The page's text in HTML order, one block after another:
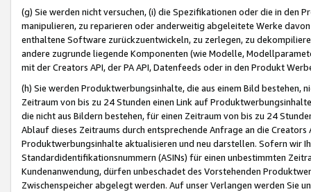
(g) Sie werden nicht versuchen, (i) die Spezifikationen oder die in
manipulieren, zu reparieren oder anderweitig abgeleitete Werke
enthaltene Software zurückzuentwickeln, zu zerlegen, zu
andere zugrunde liegende Komponenten (wie Modelle,
mit der Creators API, der PA API, Datenfeeds oder in den Produkt
(h) Sie werden Produktwerbungsinhalte, die aus einem Bild bestehen,
Zeitraum von bis zu 24 Stunden einen Link auf
die nicht aus Bildern bestehen, für einen Zeitraum von bis zu 24
Ablauf dieses Zeitraums durch entsprechende Anfrage an die
Produktwerbungsinhalte aktualisieren und neu darstellen. Sofern wir
Standardidentifikationsnummern (ASINs) für einen unbestimmten
Kundenanwendung, dürfen unbeschadet des Vorstehenden
Zwischenspeicher abgelegt werden. Auf unser Verlangen werden Sie